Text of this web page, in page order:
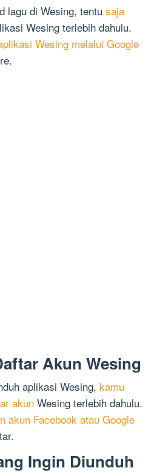
lagu di Wesing, tentu saja
Wesing terlebih dahulu.
Wesing melalui Google
Akun Wesing
aplikasi Wesing, kamu
akun Wesing terlebih dahulu.
akun Facebook atau Google
Ingin Diunduh